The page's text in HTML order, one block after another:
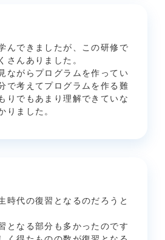
んできましたが、この研修で
さんありました。
ながらプログラムを作ってい
で考えてプログラムを作る難
りでもあまり理解できていな
りました。
時代の復習と なるのだろうと
となる部分も多かったのです